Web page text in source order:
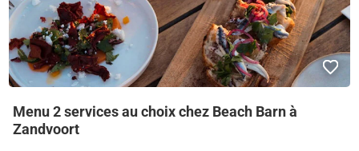
Menu 2 services au choix chez Beach Barn à
Zandvoort